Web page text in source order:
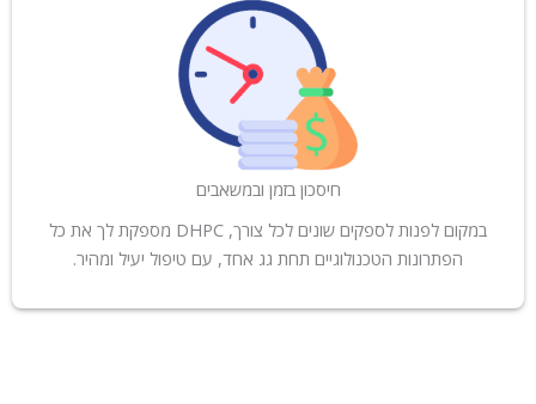
חיסכון בזמן ובמשאבים
במקום לפנות לספקים שונים לכל צורך, DHPC מספקת לך את כל
הפתרונות הטכנולוגיים תחת גג אחד, עם טיפול יעיל ומהיר.